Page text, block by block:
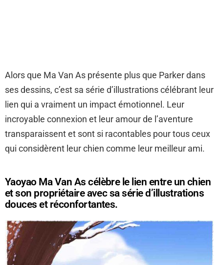
Alors que Ma Van As présente plus que Parker dans
ses dessins, c’est sa série d’illustrations célébrant leur
lien qui a vraiment un impact émotionnel. Leur
incroyable connexion et leur amour de l’aventure
transparaissent et sont si racontables pour tous ceux
qui considèrent leur chien comme leur meilleur ami.
Yaoyao Ma Van As célèbre le lien entre un chien
et son propriétaire avec sa série d’illustrations
douces et réconfortantes.